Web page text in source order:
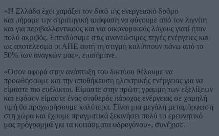
«Η Ελλάδα έχει χαράξει τον δικό της ενεργειακό δρόμο
και πήραμε την στρατηγική απόφαση να φύγουμε από τον λιγνίτη
και για περιβαλλοντικούς και για οικονομικούς λόγους γιατί ήταν
πολύ ακριβός. Επενδύσαμε στις ανανεώσιμες πηγές ενέργειες και
ως αποτέλεσμα οι ΑΠΕ αυτή τη στιγμή καλύπτουν πάνω από το
50% των αναγκών μας», επισήμανε.
«Όσον αφορά στην ανάπτυξη του δικτύου θέλουμε να
προωθήσουμε και την αποθήκευση ηλεκτρικής ενέργειας για να
είμαστε πιο ευέλικτοι. Είμαστε στην πρώτη γραμμή των εξελίξεων
και εφόσον είμαστε ένας σταθερός πάροχος ενέργειας σε χαμηλή
τιμή θα προχωρήσουμε καλύτερα. Είναι μια μεγάλη μεταμόρφωση
στη χώρα και έχουμε πραγματικά ξεκινήσει πολύ το ερευνητικό
μας πρόγραμμά για τα κοιτάσματα υδρογόνου», συνέχισε.